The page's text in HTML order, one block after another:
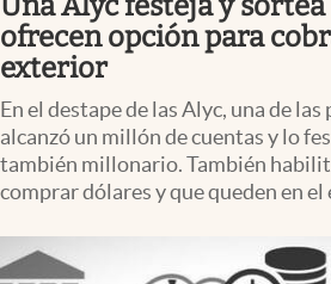
Columnistas
Apertura
Infotechnology
Clima
ofrecen opción para
exterior
En el destape de las Alyc, una de
alcanzó un millón de cuentas y lo
también millonario. También
comprar dólares y que queden en